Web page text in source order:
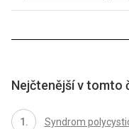
Nejčtenější v tomto
Syndrom